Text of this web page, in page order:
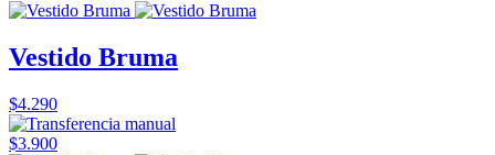
Vestido Bruma
$4.290
$3.900